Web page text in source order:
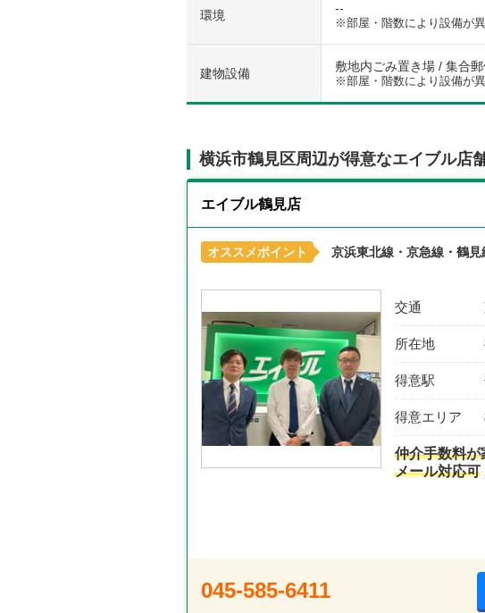
環境 --
※部屋・階数により設備が
建物設備 敷地内ごみ置き場 / 集合
※部屋・階数により設備が
横浜市鶴見区周辺が得意なエイブル店
エイブル鶴見店
オススメポイント 京浜東北線・京急線・鶴
交通
所在地
得意駅
得意エリア
仲介手数料が
メール対応可
045-585-6411